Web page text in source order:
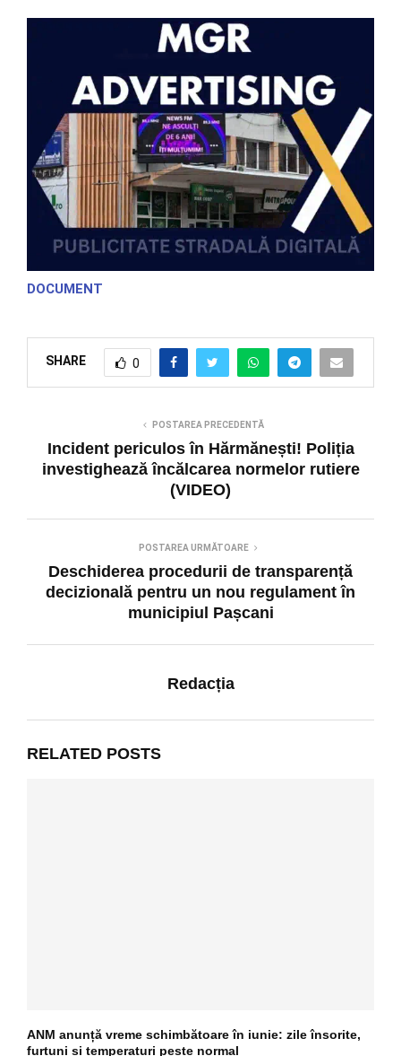
DOCUMENT
SHARE 0
POSTAREA PRECEDENTĂ
Incident periculos în Hărmănești! Poliția
investighează încălcarea normelor rutiere
(VIDEO)
POSTAREA URMĂTOARE
Deschiderea procedurii de transparență
decizională pentru un nou regulament în
municipiul Pașcani
Redacția
RELATED POSTS
ANM anunță vreme schimbătoare în iunie: zile însorite,
furtuni și temperaturi peste normal